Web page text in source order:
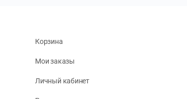
Корзина
Мои заказы
Личный кабинет